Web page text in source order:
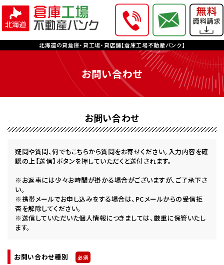
北海道の貸倉庫・貸工場・貸店舗【倉庫工場不動産バンク】
お問い合わせ
お問い合わせ
疑問や質問、何でもこちらから質問をお寄せください。入力内容を確
認の上【送信】ボタンを押していただくと送付されます。
※お返事には少々お時間が掛かる場合がございますが、ご了承下さ
い。
※携帯メールでお申し込みをする場合は、PCメールからの受信拒
否を解除してください。
※送信していただいた個人情報につきましては、厳重に保管いたし
ます。
お問い合わせ種別 必須